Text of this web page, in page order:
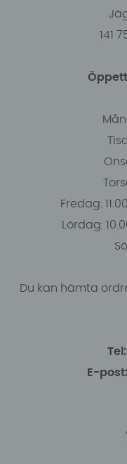
141
Fredag:
Lördag:
Du kan hämta
E-